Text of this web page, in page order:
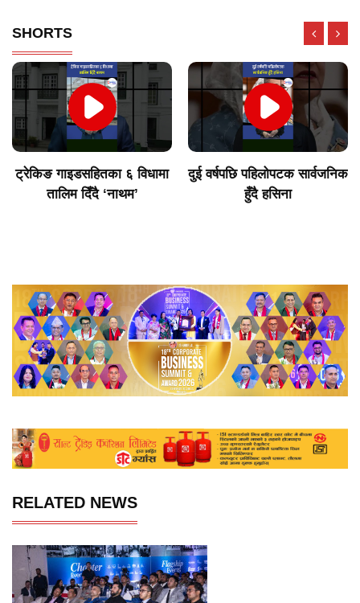
SHORTS
ट्रेकिङ गाइडसहितका ६ विधामा
तालिम दिँदै ‘नाथम’
दुई वर्षपछि पहिलोपटक सार्वजनिक
हुँदै हसिना
RELATED NEWS